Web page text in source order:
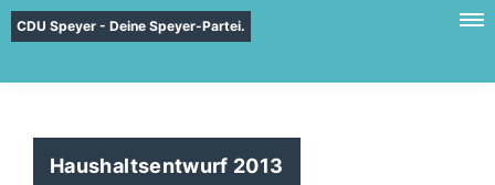
CDU Speyer - Deine Speyer-Partei.
Haushaltsentwurf 2013